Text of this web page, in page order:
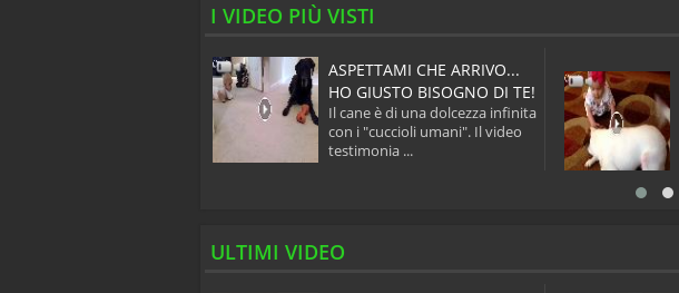
I VIDEO PIÙ VISTI
ASPETTAMI CHE ARRIVO...
HO GIUSTO BISOGNO DI TE!
Il cane è di una dolcezza infinita
con i "cuccioli umani". Il video
testimonia ...
ULTIMI VIDEO